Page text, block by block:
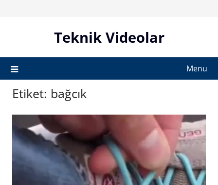
Teknik Videolar
Menu
Etiket: bağcık